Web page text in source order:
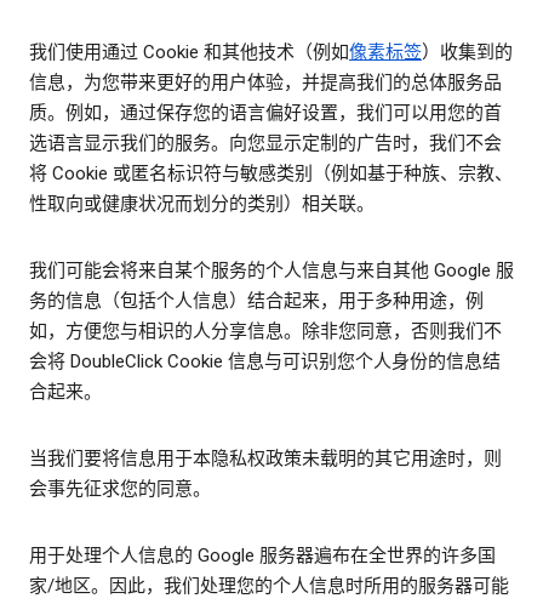
我们使用通过 Cookie 和其他技术（例如像素标签）收集到的
信息，为您带来更好的用户体验，并提高我们的总体服务品
质。例如，通过保存您的语言偏好设置，我们可以用您的首
选语言显示我们的服务。向您显示定制的广告时，我们不会
将 Cookie 或匿名标识符与敏感类别（例如基于种族、宗教、
性取向或健康状况而划分的类别）相关联。
我们可能会将来自某个服务的个人信息与来自其他 Google 服
务的信息（包括个人信息）结合起来，用于多种用途，例
如，方便您与相识的人分享信息。除非您同意，否则我们不
会将 DoubleClick Cookie 信息与可识别您个人身份的信息结
合起来。
当我们要将信息用于本隐私权政策未载明的其它用途时，则
会事先征求您的同意。
用于处理个人信息的 Google 服务器遍布在全世界的许多国
家/地区。因此，我们处理您的个人信息时所用的服务器可能